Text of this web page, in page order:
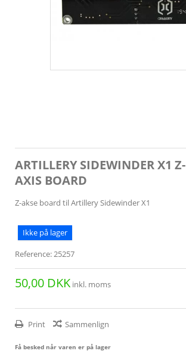
ARTILLERY SIDEWINDER X1 Z-
AXIS BOARD
Z-akse board til Artillery Sidewinder X1
Ikke på lager
Reference:25257
50,00 DKK inkl. moms
Print Sammenlign
Få besked når varen er på lager